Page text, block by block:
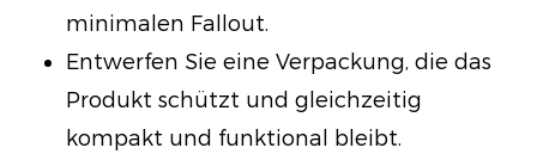
minimalen Fallout.
Entwerfen Sie eine Verpackung, die das
Produkt schützt und gleichzeitig
kompakt und funktional bleibt.